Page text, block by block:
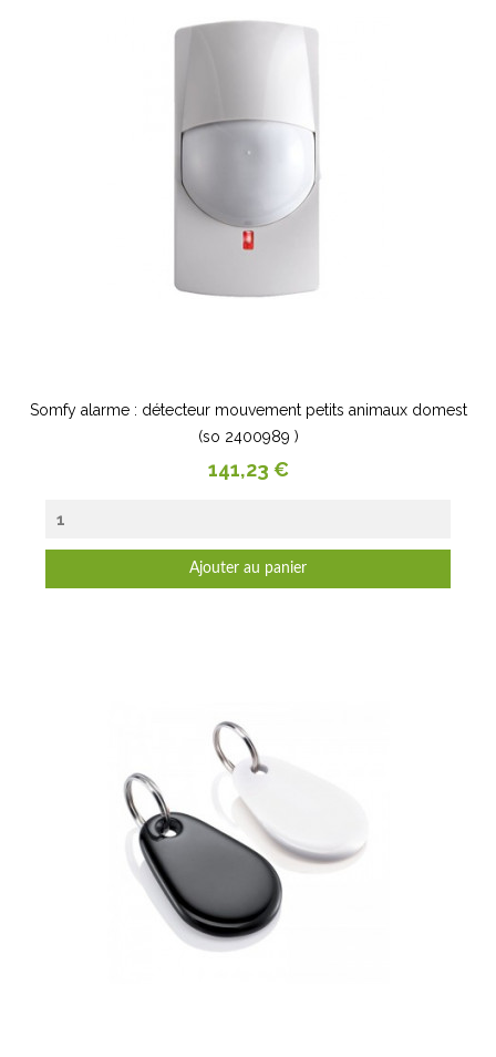
Somfy alarme : détecteur mouvement petits animaux domest
(so 2400989 )
Prix
141,23 €
Ajouter au panier